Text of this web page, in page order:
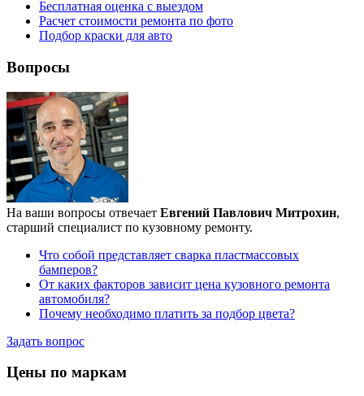
Бесплатная оценка с выездом
Расчет стоимости ремонта по фото
Подбор краски для авто
Вопросы
На ваши вопросы отвечает Евгений Павлович Митрохин,
старший специалист по кузовному ремонту.
Что собой представляет сварка пластмассовых
бамперов?
От каких факторов зависит цена кузовного ремонта
автомобиля?
Почему необходимо платить за подбор цвета?
Задать вопрос
Цены по маркам